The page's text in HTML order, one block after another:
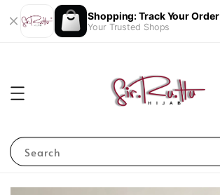
Shopping: Track Your Order
Your Trusted Shops
Search